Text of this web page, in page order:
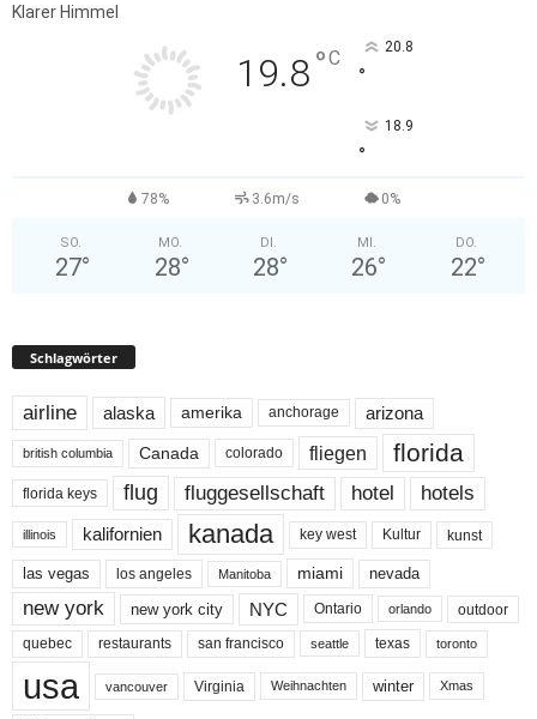
Klarer Himmel
19.8°C 20.8
°
18.9
°
78% 3.6m/s 0%
SO.
27°
MO.
28°
DI.
28°
MI.
26°
DO.
22°
Schlagwörter
airline alaska amerika anchorage arizona
british columbia Canada colorado fliegen florida
florida keys flug fluggesellschaft hotel hotels
illinois kalifornien kanada key west Kultur kunst
las vegas los angeles Manitoba miami nevada
new york new york city NYC Ontario orlando outdoor
quebec restaurants san francisco seattle texas toronto
usa vancouver Virginia Weihnachten winter Xmas